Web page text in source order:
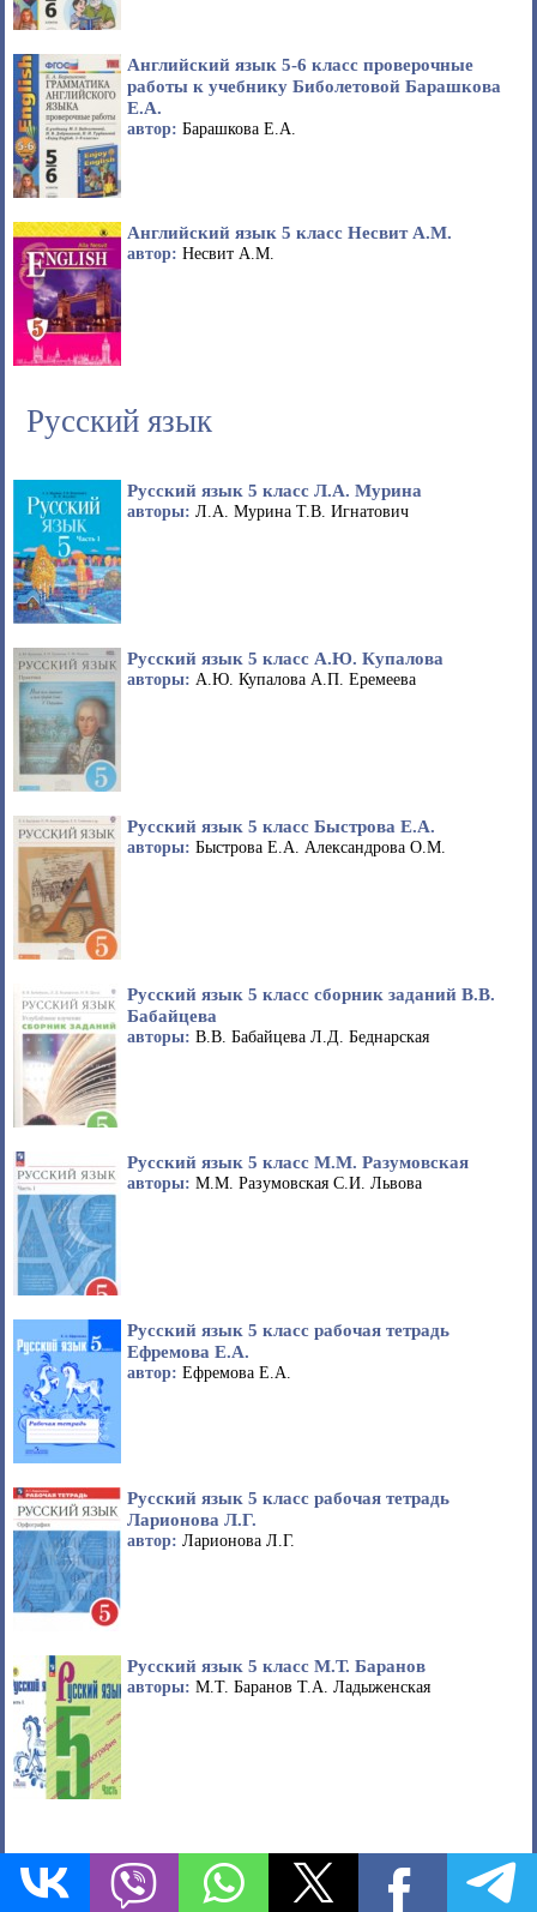
Английский язык 5-6 класс проверочные
работы к учебнику Биболетовой Барашкова
Е.А.
автор: Барашкова Е.А.
Английский язык 5 класс Несвит А.М.
автор: Несвит А.М.
Русский язык
Русский язык 5 класс Л.А. Мурина
авторы: Л.А. Мурина Т.В. Игнатович
Русский язык 5 класс А.Ю. Купалова
авторы: А.Ю. Купалова А.П. Еремеева
Русский язык 5 класс Быстрова Е.А.
авторы: Быстрова Е.А. Александрова О.М.
Русский язык 5 класс сборник заданий В.В.
Бабайцева
авторы: В.В. Бабайцева Л.Д. Беднарская
Русский язык 5 класс М.М. Разумовская
авторы: М.М. Разумовская С.И. Львова
Русский язык 5 класс рабочая тетрадь
Ефремова Е.А.
автор: Ефремова Е.А.
Русский язык 5 класс рабочая тетрадь
Ларионова Л.Г.
автор: Ларионова Л.Г.
Русский язык 5 класс М.Т. Баранов
авторы: М.Т. Баранов Т.А. Ладыженская